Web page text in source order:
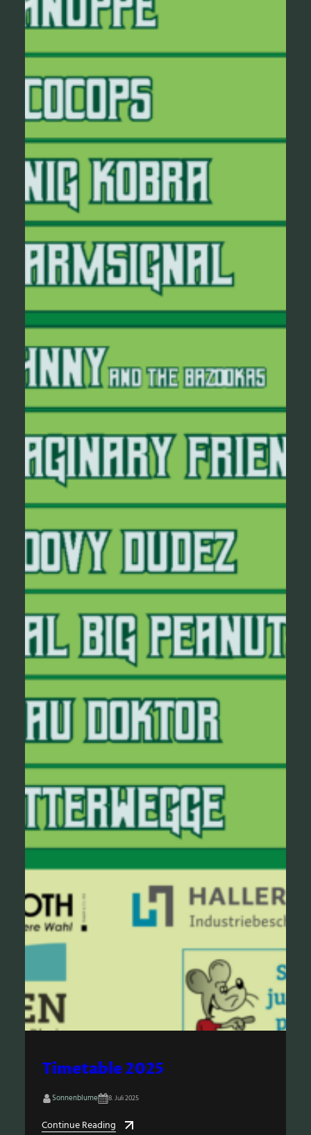
Timetable 2025
Sonnenblume 8. Juli 2025
Continue Reading